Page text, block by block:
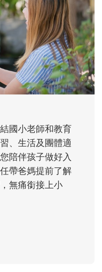
男人總是在一次
跟著孩子一起長
戲，到獨立自
能力養成。爸爸
孩子每個重要的